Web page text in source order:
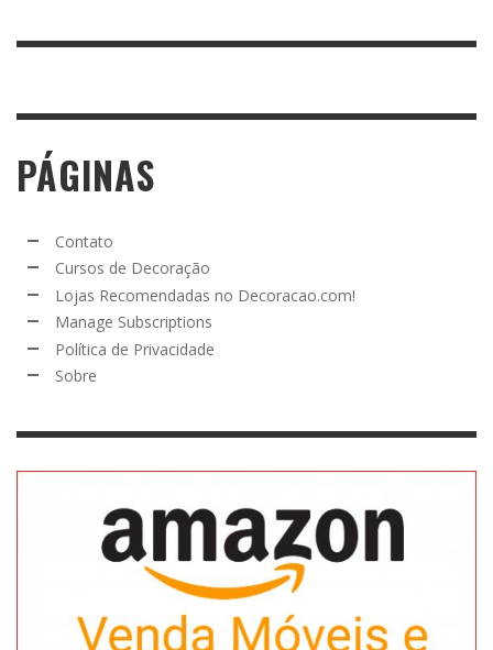
PÁGINAS
Contato
Cursos de Decoração
Lojas Recomendadas no Decoracao.com!
Manage Subscriptions
Política de Privacidade
Sobre